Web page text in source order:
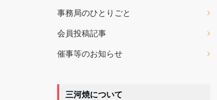
事務局のひとりごと
会員投稿記事
催事等のお知らせ
三河焼について